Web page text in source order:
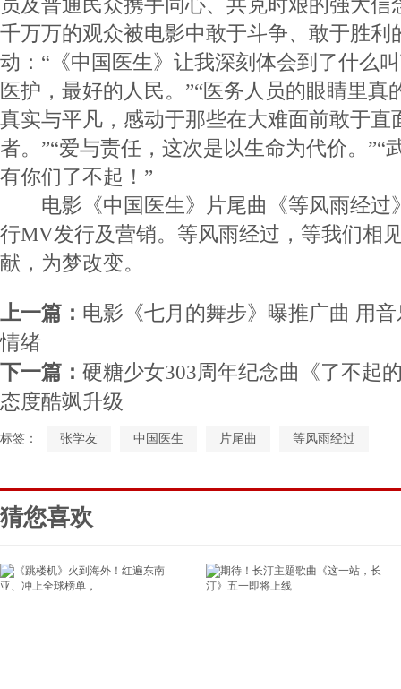
千万万的观众被电影中敢于斗争、敢于胜利
动：“《中国医生》让我深刻体会到了什么
医护，最好的人民。”“医务人员的眼睛里真
真实与平凡，感动于那些在大难面前敢于直
者。”“爱与责任，这次是以生命为代价。”“
有你们了不起！”
电影《中国医生》片尾曲《等风雨经过
行MV发行及营销。等风雨经过，等我们相
献，为梦改变。
上一篇： 电影《七月的舞步》曝推广曲 用
情绪
下一篇： 硬糖少女303周年纪念曲《了不起
态度酷飒升级
标签： 张学友 中国医生 片尾曲 等风雨经过
猜您喜欢